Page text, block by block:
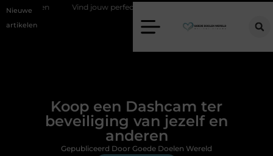
Nieuwe
artikelen
Vind jouw perfecte AC Milan merchandise
Koop een Dashcam ter
beveiliging van jezelf en
anderen
Gepubliceerd Door Goede Doelen Wereld